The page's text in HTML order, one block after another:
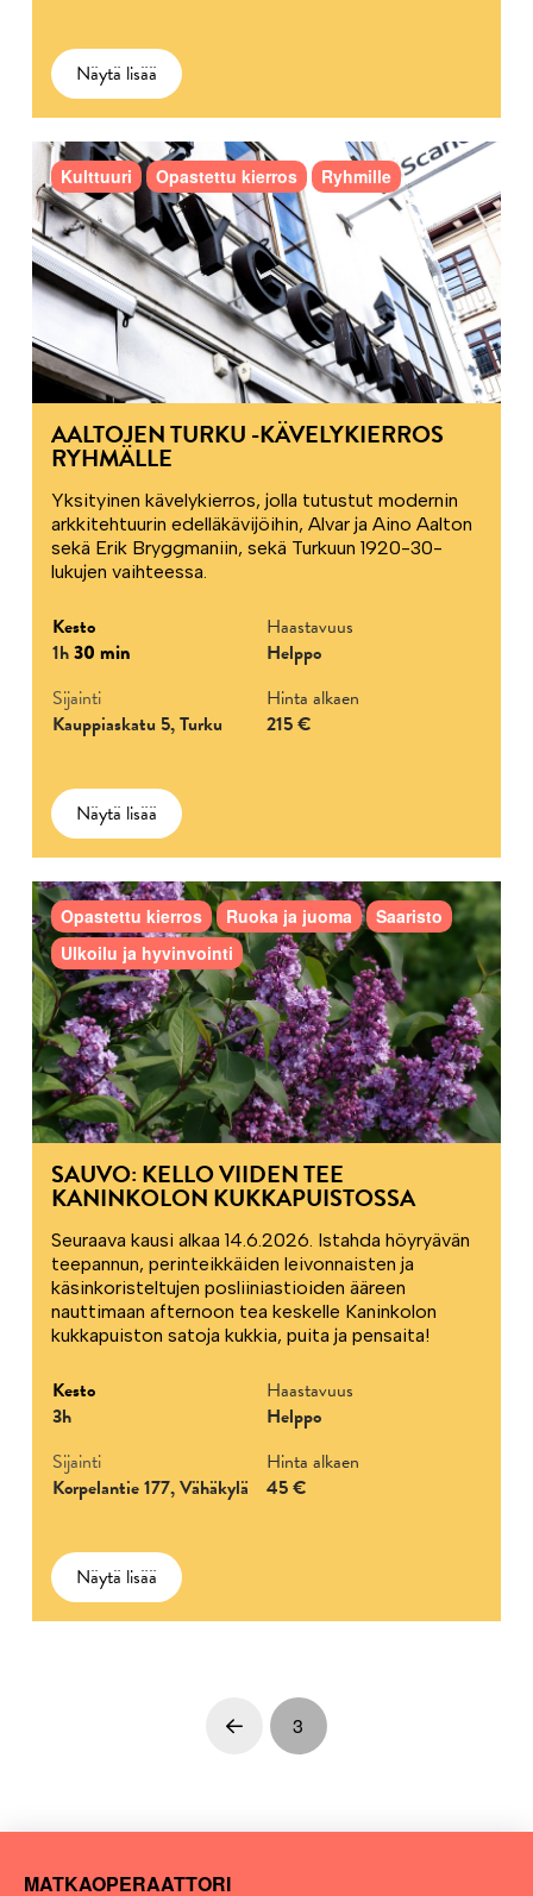
Näytä lisää
Kulttuuri Opastettu kierros Ryhmille
AALTOJEN TURKU -KÄVELYKIERROS
RYHMÄLLE
Yksityinen kävelykierros, jolla tutustut modernin
arkkitehtuurin edelläkävijöihin, Alvar ja Aino Aalton
sekä Erik Bryggmaniin, sekä Turkuun 1920-30-
lukujen vaihteessa.
Kesto
1h30 min
Haastavuus
Helppo
Sijainti
Kauppiaskatu 5, Turku
Hinta alkaen
215 €
Näytä lisää
Opastettu kierros Ruoka ja juoma
Saaristo
Ulkoilu ja hyvinvointi
SAUVO: KELLO VIIDEN TEE
KANINKOLON KUKKAPUISTOSSA
Seuraava kausi alkaa 14.6.2026. Istahda höyryävän
teepannun, perinteikkäiden leivonnaisten ja
käsinkoristeltujen posliiniastioiden ääreen
nauttimaan afternoon tea keskelle Kaninkolon
kukkapuiston satoja kukkia, puita ja pensaita!
Kesto
3h
Haastavuus
Helppo
Sijainti
Korpelantie 177, Vähäkylä
Hinta alkaen
45 €
Näytä lisää
Prev 3
MATKAOPERAATTORI